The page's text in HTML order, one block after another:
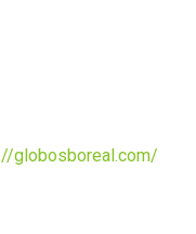
globosboreal.com/